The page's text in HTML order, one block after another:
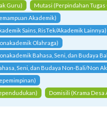
Guru)
Mutasi (Perpindahan Tugas
Akademik)
Sains, RisTek/Akademik Lainnya)
Olahraga)
Bahasa, Seni, dan Budaya
Seni, dan Budaya Non-Bali/Non
Domisili (Krama Desa